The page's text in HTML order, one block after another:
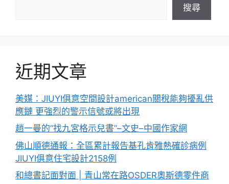
搜尋
近期文章
美媒：JIUYI俱意空間設計american關稅能夠擾亂供
應鏈 更強烈的警示信號或將出現
趙一曼的“找九宮格示兒書”–文史–中國作家網
佛山順德通報：全區累計報告基孔肯雅熱確診病例
JIUYI俱意住宅設計2158例
和總書記面對面 | 青山常在路OSDER奧斯德零件商